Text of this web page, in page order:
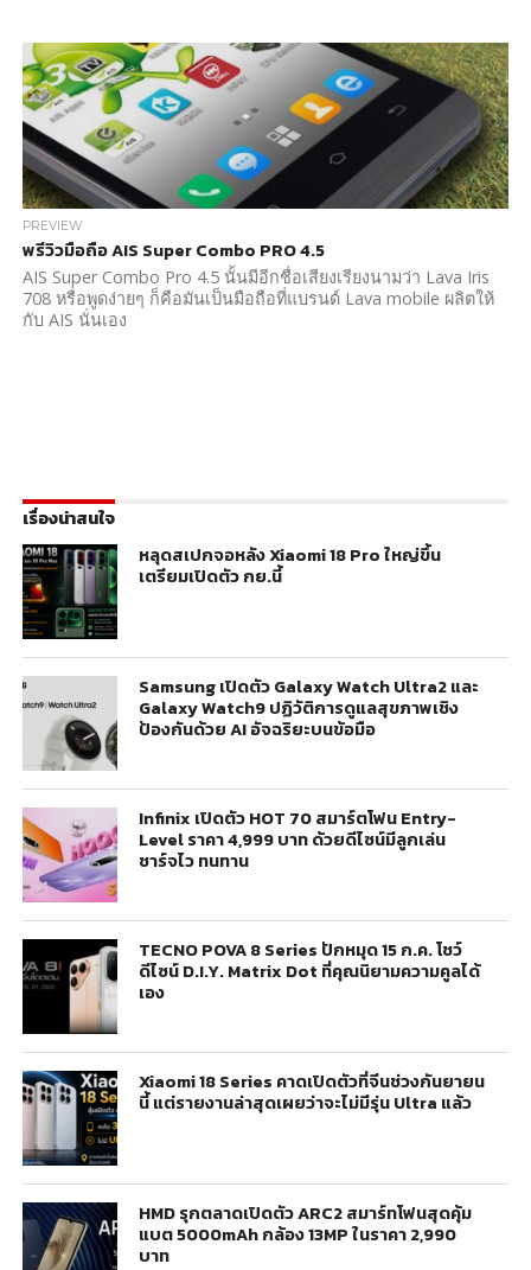
PREVIEW
พรีวิวมือถือ AIS Super Combo PRO 4.5
AIS Super Combo Pro 4.5 นั้นมีอีกชื่อเสียงเรียงนามว่า Lava Iris
708 หรือพูดง่ายๆ ก็คือมันเป็นมือถือที่แบรนด์ Lava mobile ผลิตให้
กับ AIS นั่นเอง
เรื่องน่าสนใจ
หลุดสเปกจอหลัง Xiaomi 18 Pro ใหญ่ขึ้น
เตรียมเปิดตัว กย.นี้
Samsung เปิดตัว Galaxy Watch Ultra2 และ
Galaxy Watch9 ปฏิวัติการดูแลสุขภาพเชิง
ป้องกันด้วย AI อัจฉริยะบนข้อมือ
Infinix เปิดตัว HOT 70 สมาร์ตโฟน Entry-
Level ราคา 4,999 บาท ด้วยดีไซน์มีลูกเล่น
ชาร์จไว ทนทาน
TECNO POVA 8 Series ปักหมุด 15 ก.ค. โชว์
ดีไซน์ D.I.Y. Matrix Dot ที่คุณนิยามความคูลได้
เอง
Xiaomi 18 Series คาดเปิดตัวที่จีนช่วงกันยายน
นี้ แต่รายงานล่าสุดเผยว่าจะไม่มีรุ่น Ultra แล้ว
HMD รุกตลาดเปิดตัว ARC2 สมาร์ทโฟนสุดคุ้ม
แบต 5000mAh กล้อง 13MP ในราคา 2,990
บาท